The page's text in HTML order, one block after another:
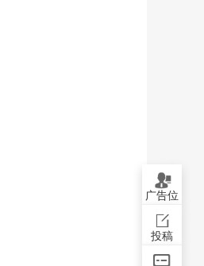
广告位
投稿